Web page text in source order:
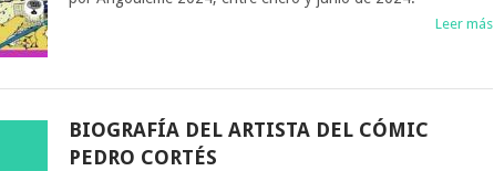
Leer más
BIOGRAFÍA DEL ARTISTA DEL CÓMIC
PEDRO CORTÉS